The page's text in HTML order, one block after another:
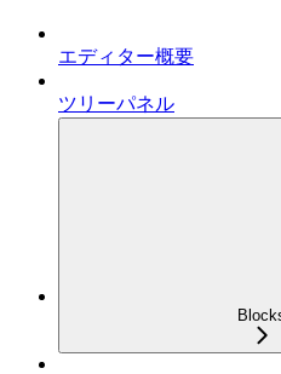
エディター概要
ツリーパネル